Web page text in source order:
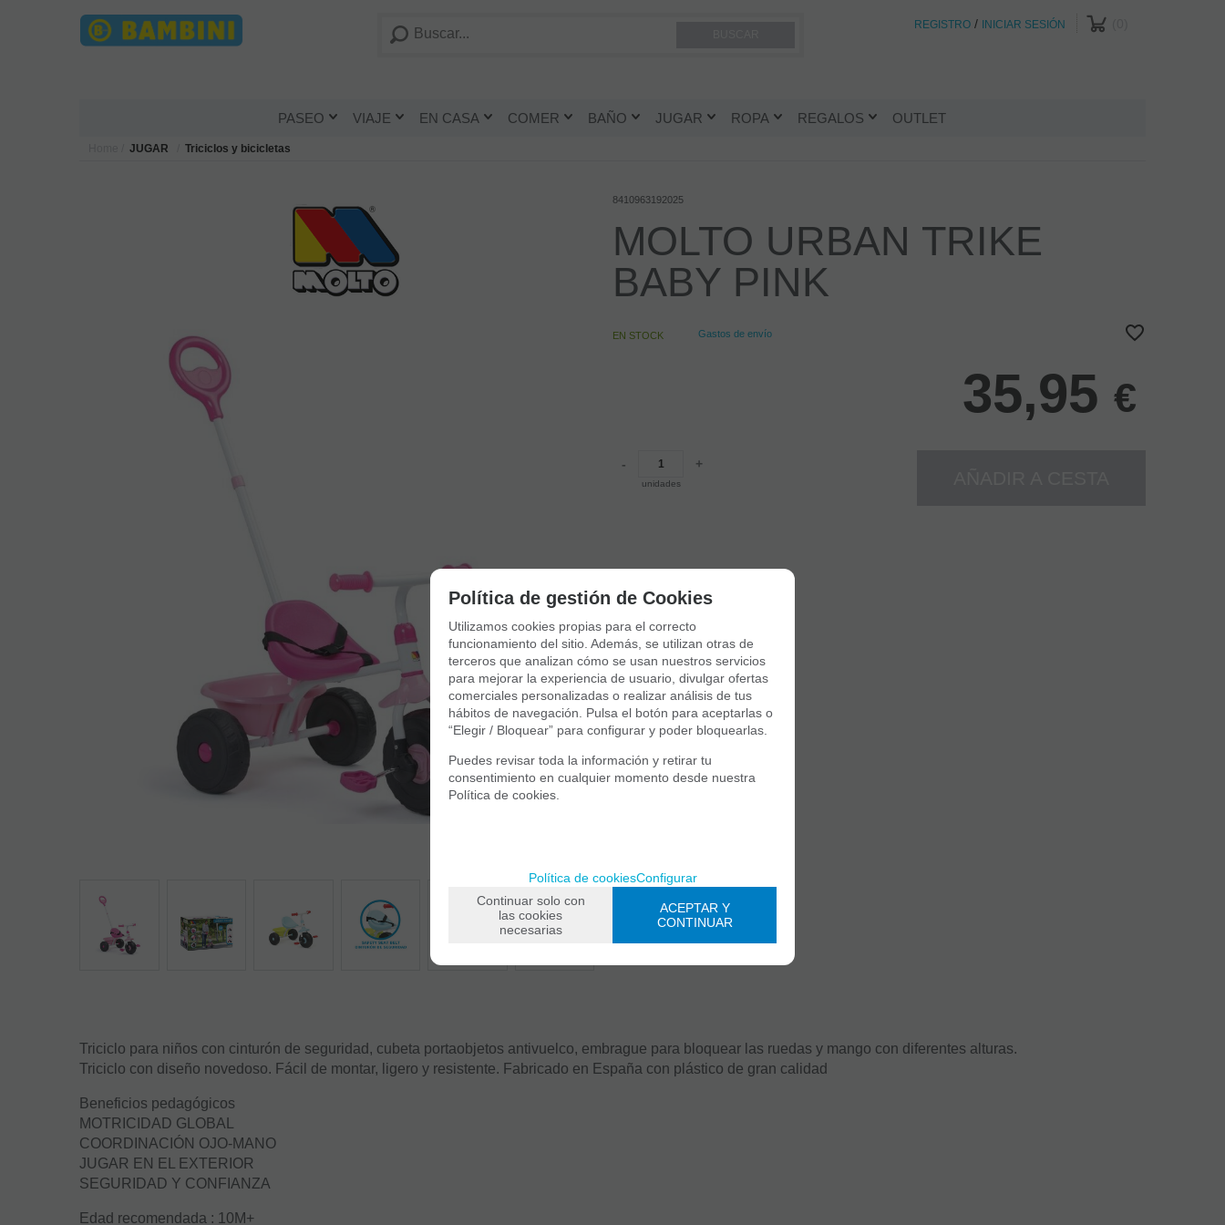
REGISTRO / INICIAR SESIÓN
PASEO VIAJE EN CASA COMER BAÑO JUGAR ROPA REGALOS OUTLET
JUGAR Triciclos y bicicletas
8410963192025
MOLTO URBAN TRIKE
BABY PINK
EN STOCK Gastos de envío
35,95 €
-
unidades
+
Triciclo para niños con cinturón de seguridad, cubeta portaobjetos antivuelco, embrague para bloquear las ruedas y mango con diferentes alturas.
Triciclo con diseño novedoso. Fácil de montar, ligero y resistente. Fabricado en España con plástico de gran calidad
Beneficios pedagógicos
MOTRICIDAD GLOBAL
COORDINACIÓN OJO-MANO
JUGAR EN EL EXTERIOR
SEGURIDAD Y CONFIANZA
Edad recomendada : 10M+
Política de gestión de Cookies
Utilizamos cookies propias para el correcto
funcionamiento del sitio. Además, se utilizan otras de
terceros que analizan cómo se usan nuestros servicios
para mejorar la experiencia de usuario, divulgar ofertas
comerciales personalizadas o realizar análisis de tus
hábitos de navegación. Pulsa el botón para aceptarlas o
“Elegir / Bloquear” para configurar y poder bloquearlas.
Puedes revisar toda la información y retirar tu
consentimiento en cualquier momento desde nuestra
Política de cookies.
Política de cookiesConfigurar
Continuar solo con
las cookies
necesarias
ACEPTAR Y
CONTINUAR